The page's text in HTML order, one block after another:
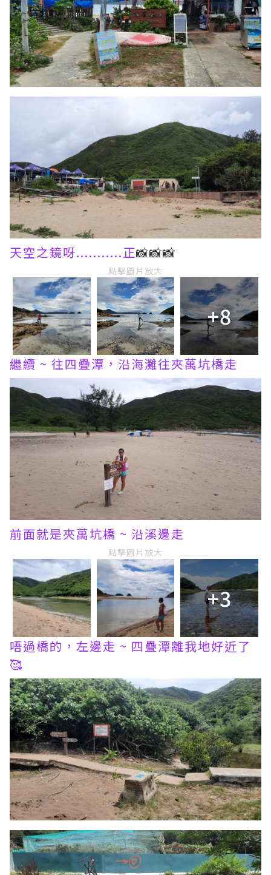
天空之鏡呀...........正📸📸📸
點擊圖片放大
+8
繼續 ~ 往四疊潭，沿海灘往夾萬坑橋走
前面就是夾萬坑橋 ~ 沿溪邊走
點擊圖片放大
+3
唔過橋的，左邊走 ~ 四疊潭離我地好近了
🥰